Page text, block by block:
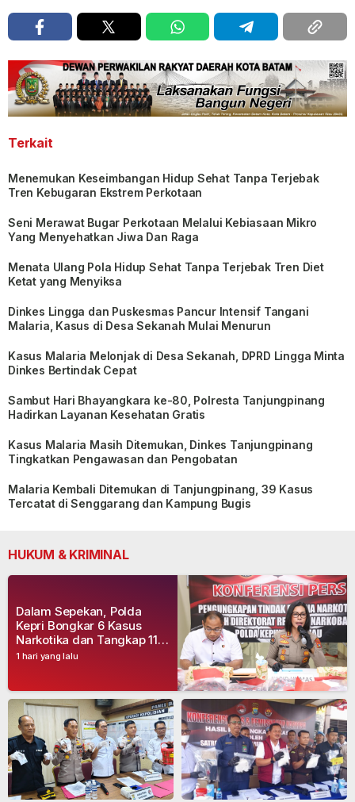
Terkait
Menemukan Keseimbangan Hidup Sehat Tanpa Terjebak
Tren Kebugaran Ekstrem Perkotaan
Seni Merawat Bugar Perkotaan Melalui Kebiasaan Mikro
Yang Menyehatkan Jiwa Dan Raga
Menata Ulang Pola Hidup Sehat Tanpa Terjebak Tren Diet
Ketat yang Menyiksa
Dinkes Lingga dan Puskesmas Pancur Intensif Tangani
Malaria, Kasus di Desa Sekanah Mulai Menurun
Kasus Malaria Melonjak di Desa Sekanah, DPRD Lingga Minta
Dinkes Bertindak Cepat
Sambut Hari Bhayangkara ke-80, Polresta Tanjungpinang
Hadirkan Layanan Kesehatan Gratis
Kasus Malaria Masih Ditemukan, Dinkes Tanjungpinang
Tingkatkan Pengawasan dan Pengobatan
Malaria Kembali Ditemukan di Tanjungpinang, 39 Kasus
Tercatat di Senggarang dan Kampung Bugis
HUKUM & KRIMINAL
1 hari yang lalu
Dalam Sepekan, Polda
Kepri Bongkar 6 Kasus
Narkotika dan Tangkap 11
Tersangka